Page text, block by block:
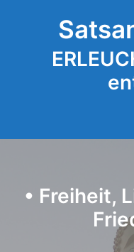
• Freiheit,